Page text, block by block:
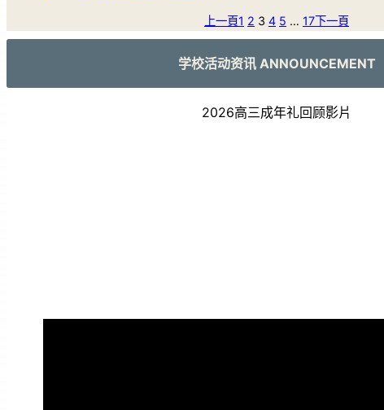
上一頁1 2 3 4 5 … 17下一頁
学校活动资讯 ANNOUNCEMENT
2026高三成年礼回顾影片